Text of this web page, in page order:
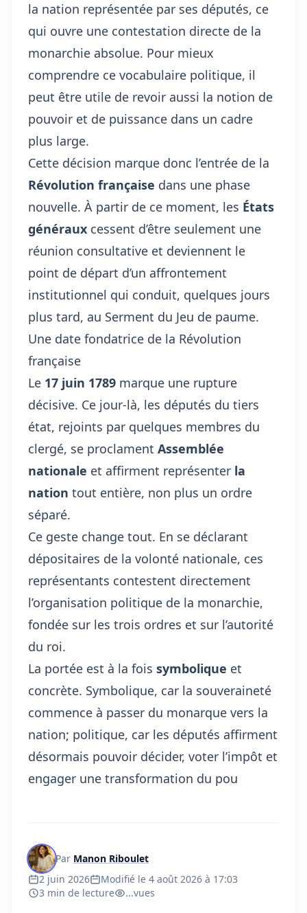
la nation représentée par ses députés, ce
qui ouvre une contestation directe de la
monarchie absolue. Pour mieux
comprendre ce vocabulaire politique, il
peut être utile de revoir aussi la notion de
pouvoir et de puissance dans un cadre
plus large.
Cette décision marque donc l’entrée de la
Révolution française dans une phase
nouvelle. À partir de ce moment, les États
généraux cessent d’être seulement une
réunion consultative et deviennent le
point de départ d’un affrontement
institutionnel qui conduit, quelques jours
plus tard, au Serment du Jeu de paume.
Une date fondatrice de la Révolution
française
Le 17 juin 1789 marque une rupture
décisive. Ce jour-là, les députés du tiers
état, rejoints par quelques membres du
clergé, se proclament Assemblée
nationale et affirment représenter la
nation tout entière, non plus un ordre
séparé.
Ce geste change tout. En se déclarant
dépositaires de la volonté nationale, ces
représentants contestent directement
l’organisation politique de la monarchie,
fondée sur les trois ordres et sur l’autorité
du roi.
La portée est à la fois symbolique et
concrète. Symbolique, car la souveraineté
commence à passer du monarque vers la
nation; politique, car les députés affirment
désormais pouvoir décider, voter l’impôt et
engager une transformation du pou
Par Manon Riboulet
2 juin 2026
Modifié le 4 août 2026 à 17:03
3 min de lecture
...vues